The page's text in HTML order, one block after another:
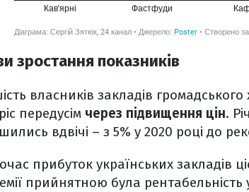
зростання показників
власників закладів
передусім через підвищення цін.
вдвічі – з 5% у 2020 році до
прибуток українських закладів
прийнятною була